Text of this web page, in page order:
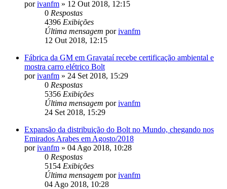
porivanfm » 12 Out 2018, 12:15
0 Respostas
4396 Exibições
Última mensagem porivanfm
12 Out 2018, 12:15
Fábrica da GM em Gravataí recebe certificação ambiental e
mostra carro elétrico Bolt
porivanfm » 24 Set 2018, 15:29
0 Respostas
5356 Exibições
Última mensagem porivanfm
24 Set 2018, 15:29
Expansão da distribuição do Bolt no Mundo, chegando nos
Emirados Arabes em Agosto/2018
porivanfm » 04 Ago 2018, 10:28
0 Respostas
5154 Exibições
Última mensagem porivanfm
04 Ago 2018, 10:28